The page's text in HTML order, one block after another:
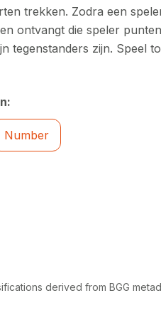
trekken. Zodra een
ontvangt die speler
tegenstanders zijn. Speel
Number
derived from BGG